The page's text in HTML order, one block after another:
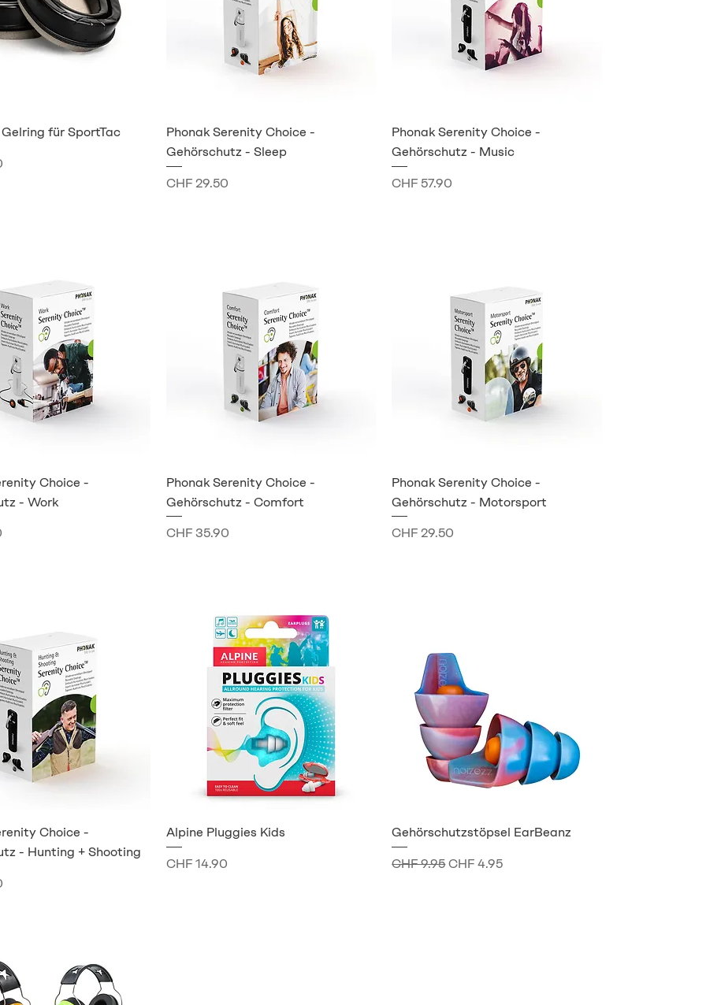
für SportTac
Phonak Serenity Choice -
Gehörschutz - Sleep
Preis
CHF 29.50
Phonak Serenity Choice -
Gehörschutz - Music
Preis
CHF 57.90
Choice -
- Work
Phonak Serenity Choice -
Gehörschutz - Comfort
Preis
CHF 35.90
Phonak Serenity Choice -
Gehörschutz - Motorsport
Preis
CHF 29.50
Choice -
- Hunting + Shooting
Alpine Pluggies Kids
Preis
CHF 14.90
Gehörschutzstöpsel EarBeanz
Standardpreis
CHF 9.95Sale-Preis
CHF 4.95